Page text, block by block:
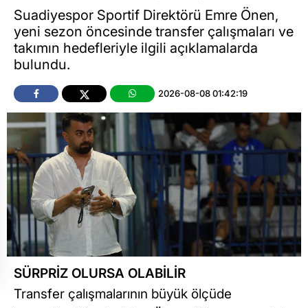
Suadiyespor Sportif Direktörü Emre Önen,
yeni sezon öncesinde transfer çalışmaları ve
takımın hedefleriyle ilgili açıklamalarda
bulundu.
2026-08-08 01:42:19
SÜRPRİZ OLURSA OLABİLİR
Transfer çalışmalarının büyük ölçüde